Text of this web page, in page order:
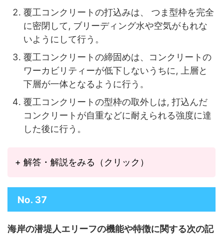
覆工コンクリートの打込みは、 つま型枠を完全
に密閉して, ブリーディング水や空気がもれな
いようにして行う。
覆工コンクリートの締固めは、コンクリートの
ワーカビリティーが低下しないうちに, 上層と
下層が一体となるように行う。
覆工コンクリートの型枠の取外しは, 打込んだ
コンクリートが自重などに耐えられる強度に達
した後に行う。
+ 解答・解説をみる（クリック）
No. 37
海岸の潜堤人エリーフの機能や特徴に関する次の記